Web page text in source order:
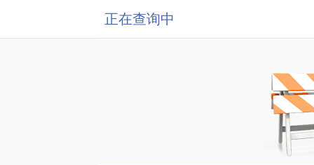
正在查询中